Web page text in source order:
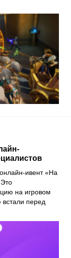
ивент «На
на игровом
встали перед